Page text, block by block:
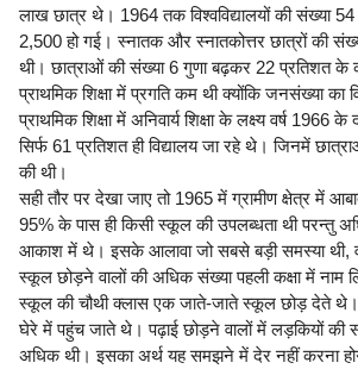
लाख छात्र थे। 1964 तक विश्वविद्यालयों की संख्या
2,500 हो गई। स्नातक और स्नातकोत्तर छात्रों की
थी। छात्राओं की संख्या 6 गुणा बढ़कर 22 प्रतिशत के
प्राथमिक शिक्षा में प्रगति कम थी क्योंकि जनसंख्या का
प्राथमिक शिक्षा में अनिवार्य शिक्षा के लक्ष्य वर्ष 1966
सिर्फ 61 प्रतिशत ही विद्यालय जा रहे थे। जिनमें
की थी।
सही तौर पर देखा जाए तो 1965 में ग्रामीण क्षेत्र में
95% के पास ही किसी स्कूल की उपलब्धता थी परन्तु
आकाश में थे। इसके आलावा जो सबसे बड़ी समस्या थी,
स्कूल छोड़ने वालों की अधिक संख्या पहली कक्षा में नाम
स्कूल की चौथी क्लास एक जाते-जाते स्कूल छोड़ देते थे।
घेरे में पहुंच जाते थे। पढ़ाई छोड़ने वालों में लड़कियों की
अधिक थी। इसका अर्थ यह समझने में देर नहीं करना